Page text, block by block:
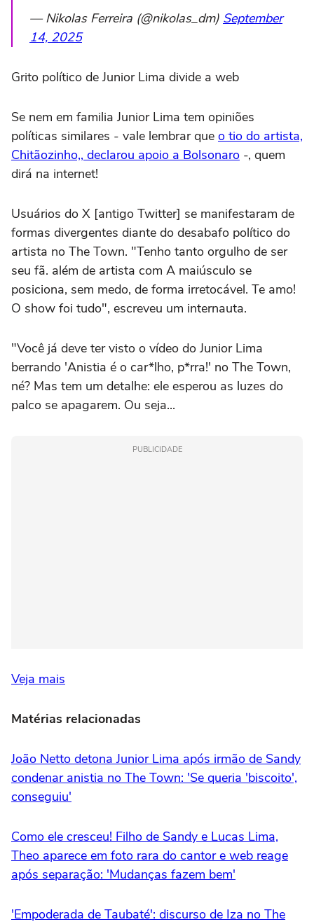
— Nikolas Ferreira (@nikolas_dm) September
14, 2025
Grito político de Junior Lima divide a web
Se nem em familia Junior Lima tem opiniões
políticas similares - vale lembrar que o tio do artista,
Chitãozinho,, declarou apoio a Bolsonaro -, quem
dirá na internet!
Usuários do X [antigo Twitter] se manifestaram de
formas divergentes diante do desabafo político do
artista no The Town. "Tenho tanto orgulho de ser
seu fã. além de artista com A maiúsculo se
posiciona, sem medo, de forma irretocável. Te amo!
O show foi tudo", escreveu um internauta.
"Você já deve ter visto o vídeo do Junior Lima
berrando 'Anistia é o car*lho, p*rra!' no The Town,
né? Mas tem um detalhe: ele esperou as luzes do
palco se apagarem. Ou seja...
PUBLICIDADE
Veja mais
Matérias relacionadas
João Netto detona Junior Lima após irmão de Sandy
condenar anistia no The Town: 'Se queria 'biscoito',
conseguiu'
Como ele cresceu! Filho de Sandy e Lucas Lima,
Theo aparece em foto rara do cantor e web reage
após separação: 'Mudanças fazem bem'
'Empoderada de Taubaté': discurso de Iza no The